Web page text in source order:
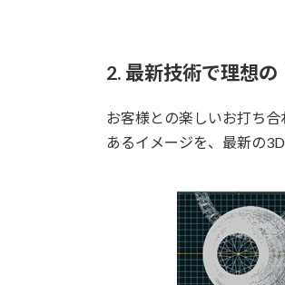
2. 最新技術で理想の
お客様との楽しいお打ち
あるイメージを、最新の